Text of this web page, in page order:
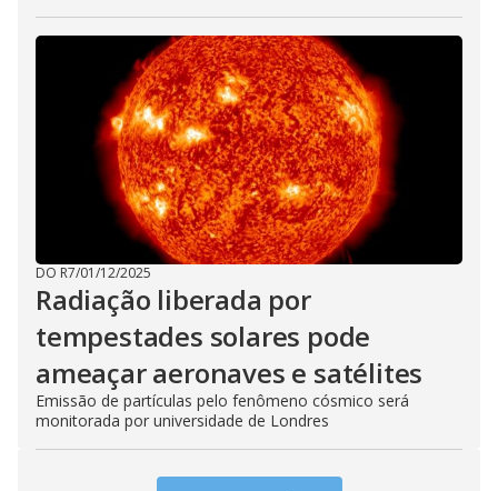
DO R7/01/12/2025
Radiação liberada por
tempestades solares pode
ameaçar aeronaves e satélites
Emissão de partículas pelo fenômeno cósmico será
monitorada por universidade de Londres